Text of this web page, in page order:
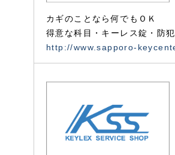
カギのことなら何でもＯＫ
得意な科目・キーレス錠・防
http://www.sapporo-